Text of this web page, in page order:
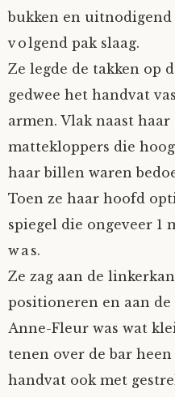
Diderod
Faith
Fioontje
Henricus
Jack
Johanna
bukken en
volgend pak slaag.
Ze legde de takken op
gedwee het handvat
armen. Vlak naast
mattekloppers die
haar billen waren
Toen ze haar hoofd
spiegel die ongeveer 1
was.
Ze zag aan de
positioneren en aan
Anne-Fleur was wat
tenen over de bar
handvat ook met